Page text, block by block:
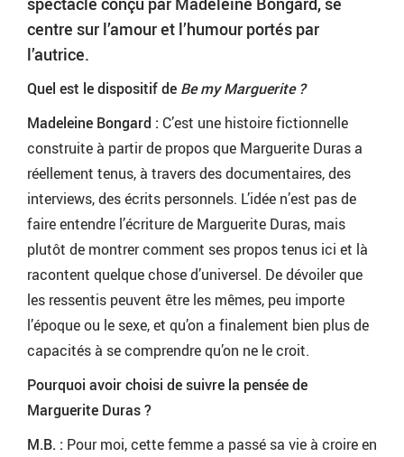
centre sur l’amour et l’humour portés par
l’autrice.
Quel est le dispositif de Be my Marguerite ?
Madeleine Bongard : C’est une histoire fictionnelle
construite à partir de propos que Marguerite Duras a
réellement tenus, à travers des documentaires, des
interviews, des écrits personnels. L’idée n’est pas de
faire entendre l’écriture de Marguerite Duras, mais
plutôt de montrer comment ses propos tenus ici et là
racontent quelque chose d’universel. De dévoiler que
les ressentis peuvent être les mêmes, peu importe
l’époque ou le sexe, et qu’on a finalement bien plus de
capacités à se comprendre qu’on ne le croit.
Pourquoi avoir choisi de suivre la pensée de
Marguerite Duras ?
M.B. : Pour moi, cette femme a passé sa vie à croire en